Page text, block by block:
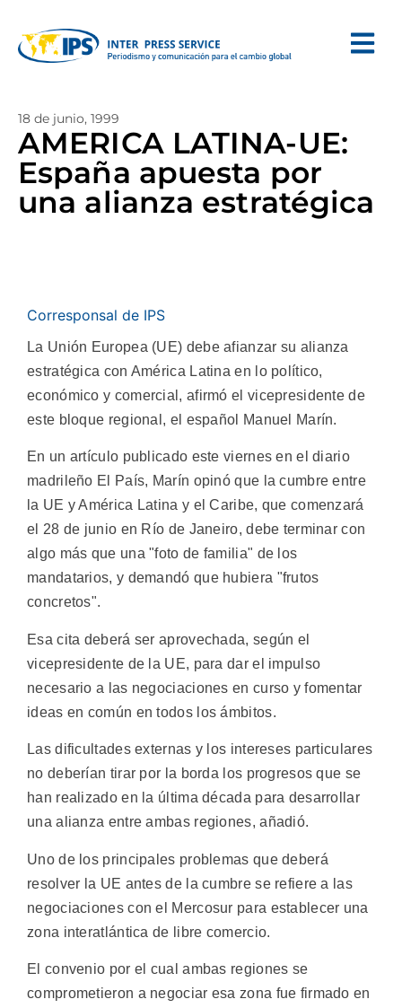
18 de junio, 1999
AMERICA LATINA-UE:
España apuesta por
una alianza estratégica
Corresponsal de IPS
La Unión Europea (UE) debe afianzar su alianza
estratégica con América Latina en lo político,
económico y comercial, afirmó el vicepresidente de
este bloque regional, el español Manuel Marín.
En un artículo publicado este viernes en el diario
madrileño El País, Marín opinó que la cumbre entre
la UE y América Latina y el Caribe, que comenzará
el 28 de junio en Río de Janeiro, debe terminar con
algo más que una "foto de familia" de los
mandatarios, y demandó que hubiera "frutos
concretos".
Esa cita deberá ser aprovechada, según el
vicepresidente de la UE, para dar el impulso
necesario a las negociaciones en curso y fomentar
ideas en común en todos los ámbitos.
Las dificultades externas y los intereses particulares
no deberían tirar por la borda los progresos que se
han realizado en la última década para desarrollar
una alianza entre ambas regiones, añadió.
Uno de los principales problemas que deberá
resolver la UE antes de la cumbre se refiere a las
negociaciones con el Mercosur para establecer una
zona interatlántica de libre comercio.
El convenio por el cual ambas regiones se
comprometieron a negociar esa zona fue firmado en